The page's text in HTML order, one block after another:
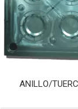
ANILLO/